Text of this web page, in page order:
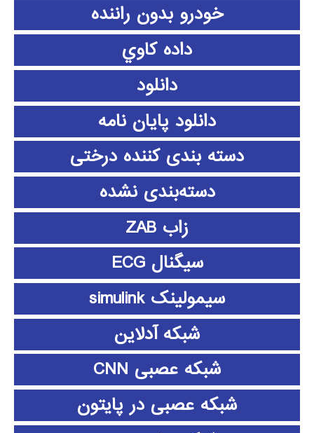
خودرو بدون راننده
داده كاوي
دانلود
دانلود پايان نامه
دسته بندی کننده درختی
دسته‌بندی نشده
زاب ZAB
سیگنال ECG
سیمولینک simulink
شبکه آدلاین
شبکه عصبی CNN
شبکه عصبی در پایتون